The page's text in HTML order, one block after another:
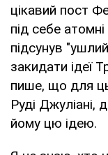
цікавий пост
під себе
підсунув
закидати ідеї
пише, що для
Руді Джуліані,
йому цю ідею.